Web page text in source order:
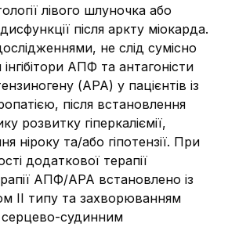
лівого шлуночка або
після аркту міокарда.
не слід сумісно
АПФ та антагоністи
(АРА) у пацієнтів із
після встановлення
розвитку гіперкаліємії,
ніроку та/або гіпотензії. При
додаткової терапії
АПФ/АРА встановлено із
ІІ типу та захворюванням
судинним